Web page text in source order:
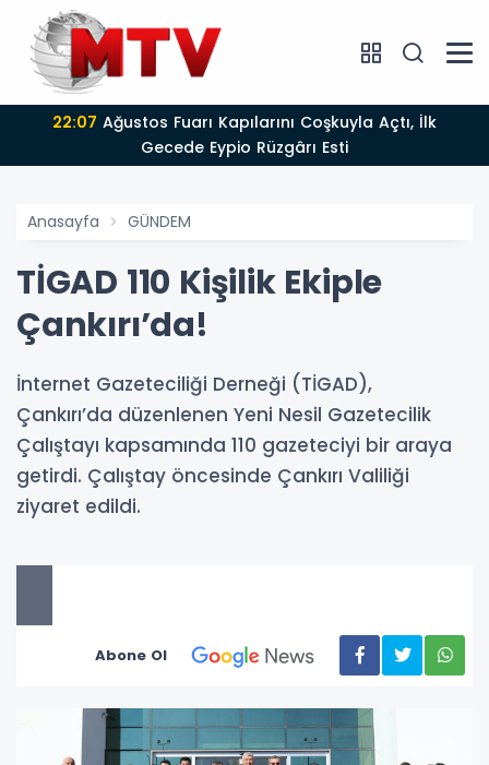
22:07
Gecede Eypio Rüzgârı Esti
Anasayfa GÜNDEM
TİGAD 110 Kişilik Ekiple
Çankırı’da!
İnternet Gazeteciliği Derneği (TİGAD),
Çankırı’da düzenlenen Yeni Nesil Gazetecilik
Çalıştayı kapsamında 110 gazeteciyi bir araya
getirdi. Çalıştay öncesinde Çankırı Valiliği
ziyaret edildi.
Abone Ol